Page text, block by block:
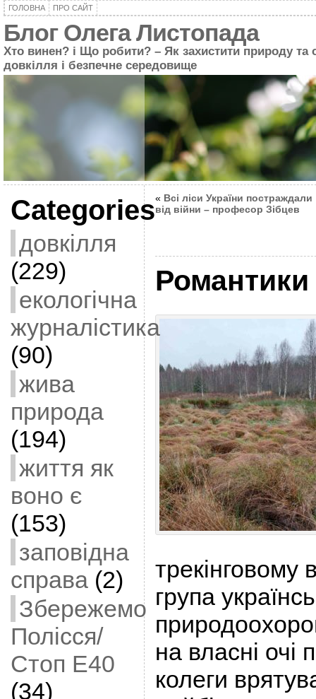
ГОЛОВНА ПРО САЙТ
Блог Олега Листопада
Хто винен? і Що робити? – Як захистити природу та
довкілля і безпечне середовище
Categories
довкілля
(229)
екологічна
журналістика
(90)
жива
природа
(194)
життя як
воно є
(153)
заповідна
справа(2)
Збережемо
Полісся/
Стоп Е40
(34)
« Всі ліси України постраждали
від війни – професор Зібцев
трекінговому
група
на власні очі
колеги